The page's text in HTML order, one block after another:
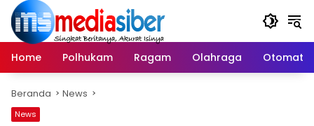
Langsung
konten
Home
Polhukam Ragam Olahraga Otomatif
Beranda News
News